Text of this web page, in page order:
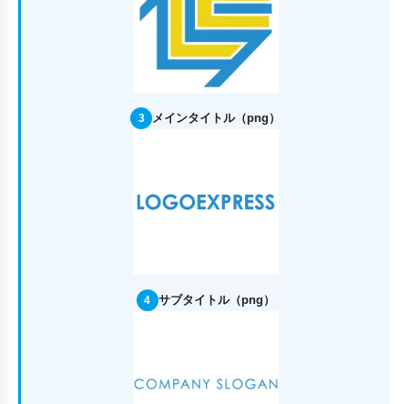
3 メインタイトル（png）
4 サブタイトル（png）